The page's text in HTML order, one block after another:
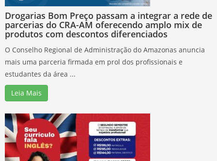
Drogarias Bom Preço passam a integrar a rede de
parcerias do CRA-AM oferecendo amplo mix de
produtos com descontos diferenciados
O Conselho Regional de Administração do Amazonas anuncia
mais uma parceria firmada em prol dos profissionais e
estudantes da área ...
Leia Mais